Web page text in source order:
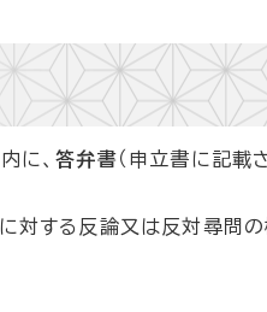
に、答弁書（申立書に記載
対する反論又は反対尋問